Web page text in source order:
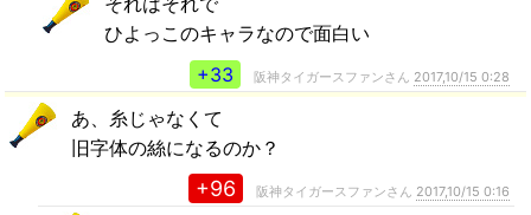
ひよっこのキャラなので面白い
+33
阪神タイガースファンさん 2017,10/15 0:28
あ、糸じゃなくて
旧字体の絲になるのか？
+96 阪神タイガースファンさん 2017,10/15 0:16